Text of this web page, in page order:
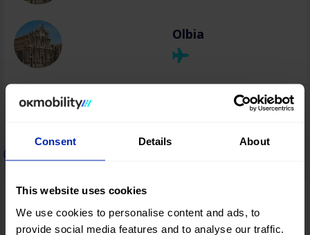
Consent Details About
This website uses cookies
We use cookies to personalise content and ads, to
provide social media features and to analyse our traffic.
Olbia
Autovermietung in Griechenland
Thessaloniki